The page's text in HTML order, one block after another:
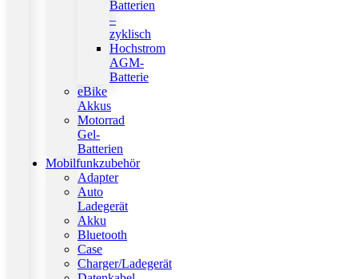
Batterien
–
zyklisch
Hochstrom
AGM-
Batterie
eBike
Akkus
Motorrad
Gel-
Batterien
Mobilfunkzubehör
Adapter
Auto
Ladegerät
Akku
Bluetooth
Case
Charger/Ladegerät